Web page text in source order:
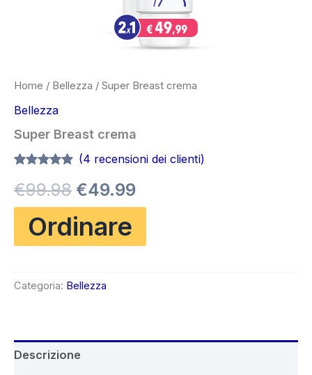
Home / Bellezza / Super Breast crema
Bellezza
Super Breast crema
su 5 su
base di
recensioni
(4 recensioni dei clienti)
€99.98 Il
prezzo
originale
€49.99
attuale
Ordinare
Categoria: Bellezza
Descrizione